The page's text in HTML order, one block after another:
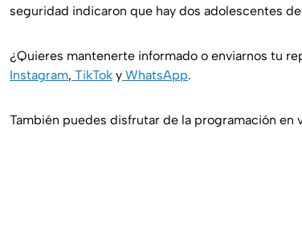
seguridad indicaron que hay dos adolescentes
¿Quieres mantenerte informado o enviarnos tu
Instagram, TikTok y WhatsApp.
También puedes disfrutar de la programación en